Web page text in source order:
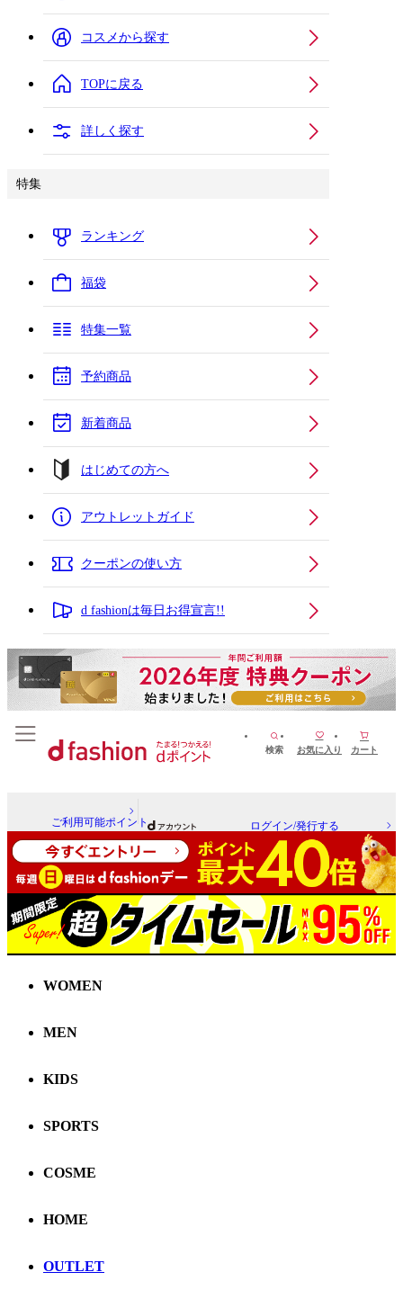
コスメから探す
TOPに戻る
詳しく探す
特集
ランキング
福袋
特集一覧
予約商品
新着商品
はじめての方へ
アウトレットガイド
クーポンの使い方
d fashionは毎日お得宣言!!
検索 お気に入り カート
ご利用可能ポイント ログイン/発行する
WOMEN
MEN
KIDS
SPORTS
COSME
HOME
OUTLET